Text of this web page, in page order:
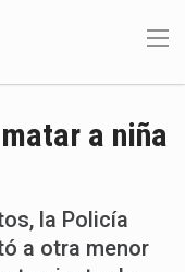
a niña
la Policía
a otra menor